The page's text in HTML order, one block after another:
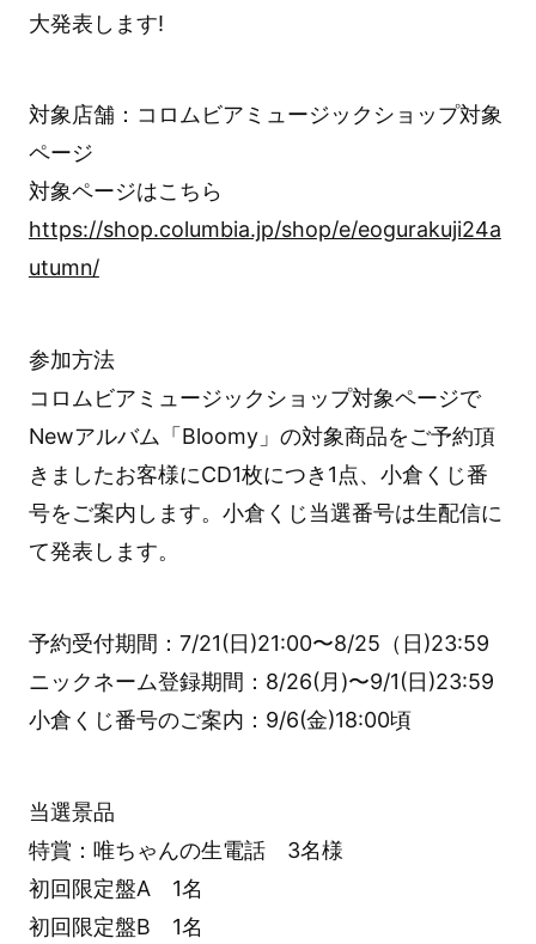
大発表します!
対象店舗：コロムビアミュージックショップ対象
ページ
対象ページはこちら
https://shop.columbia.jp/shop/e/eogurakuji24a
utumn/
参加方法
コロムビアミュージックショップ対象ページで
Newアルバム「Bloomy」の対象商品をご予約頂
きましたお客様にCD1枚につき1点、小倉くじ番
号をご案内します。小倉くじ当選番号は生配信に
て発表します。
予約受付期間：7/21(日)21:00〜8/25（日)23:59
ニックネーム登録期間：8/26(月)〜9/1(日)23:59
小倉くじ番号のご案内：9/6(金)18:00頃
当選景品
特賞：唯ちゃんの生電話 3名様
初回限定盤A 1名
初回限定盤B 1名